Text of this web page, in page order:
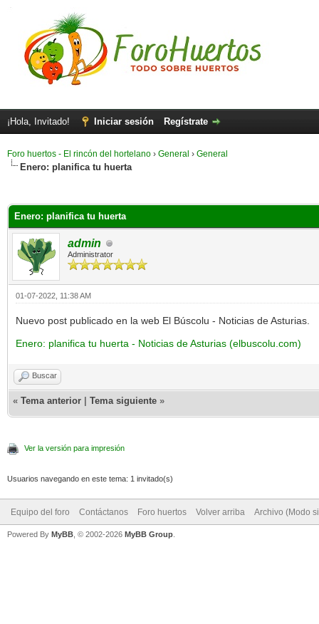
¡Hola, Invitado! Iniciar sesión Regístrate
Foro huertos - El rincón del hortelano › General › General
Enero: planifica tu huerta
Enero: planifica tu huerta
admin
Administrator
01-07-2022, 11:38 AM
Nuevo post publicado en la web El Búscolu - Noticias de Asturias.
Enero: planifica tu huerta - Noticias de Asturias (elbuscolu.com)
Buscar
« Tema anterior Tema siguiente »
Ver la versión para impresión
Usuarios navegando en este tema: 1 invitado(s)
Equipo del foro Contáctanos Foro huertos Volver arriba Archivo (Modo
Powered By MyBB , © 2002-2026 MyBB Group